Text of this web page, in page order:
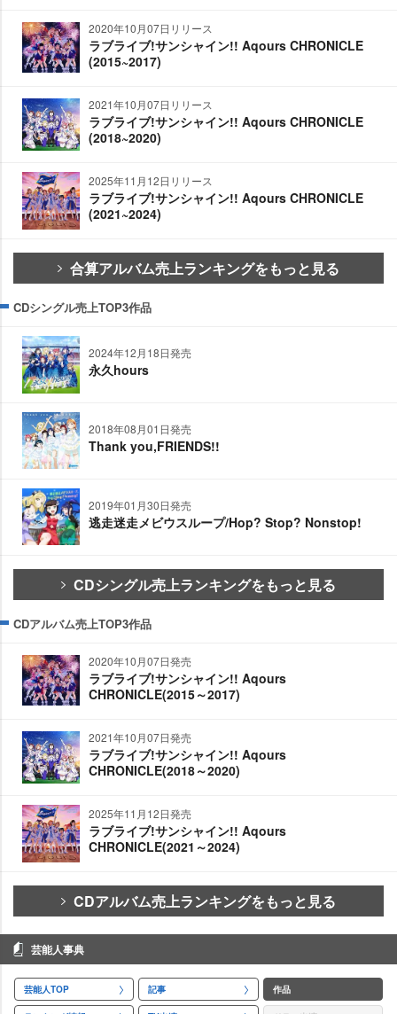
2020年10月07日リリース
ラブライブ!サンシャイン!! Aqours CHRONICLE
(2015~2017)
2021年10月07日リリース
ラブライブ!サンシャイン!! Aqours CHRONICLE
(2018~2020)
2025年11月12日リリース
ラブライブ!サンシャイン!! Aqours CHRONICLE
(2021~2024)
合算アルバム売上ランキングをもっと見る
CDシングル売上TOP3作品
2024年12月18日発売
永久hours
2018年08月01日発売
Thank you,FRIENDS!!
2019年01月30日発売
逃走迷走メビウスループ/Hop? Stop? Nonstop!
CDシングル売上ランキングをもっと見る
CDアルバム売上TOP3作品
2020年10月07日発売
ラブライブ!サンシャイン!! Aqours
CHRONICLE(2015～2017)
2021年10月07日発売
ラブライブ!サンシャイン!! Aqours
CHRONICLE(2018～2020)
2025年11月12日発売
ラブライブ!サンシャイン!! Aqours
CHRONICLE(2021～2024)
CDアルバム売上ランキングをもっと見る
芸能人事典
芸能人TOP 記事 作品